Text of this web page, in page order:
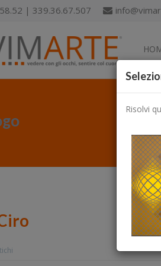
| 339.36.67.507
Risolvi